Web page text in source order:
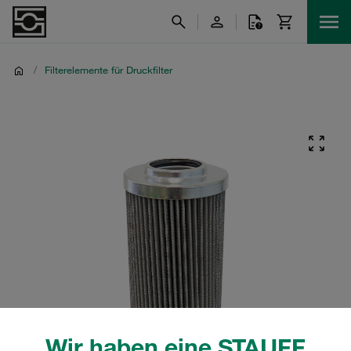
/ Filterelemente für Druckfilter